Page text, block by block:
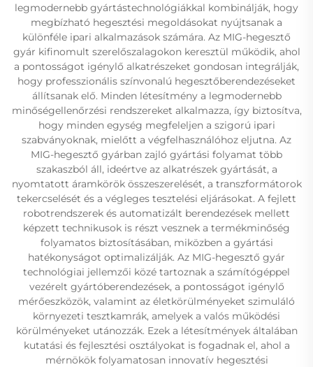
legmodernebb gyártástechnológiákkal kombinálják, hogy
megbízható hegesztési megoldásokat nyújtsanak a
különféle ipari alkalmazások számára. Az MIG-hegesztő
gyár kifinomult szerelőszalagokon keresztül működik, ahol
a pontosságot igénylő alkatrészeket gondosan integrálják,
hogy professzionális színvonalú hegesztőberendezéseket
állítsanak elő. Minden létesítmény a legmodernebb
minőségellenőrzési rendszereket alkalmazza, így biztosítva,
hogy minden egység megfeleljen a szigorú ipari
szabványoknak, mielőtt a végfelhasználóhoz eljutna. Az
MIG-hegesztő gyárban zajló gyártási folyamat több
szakaszból áll, ideértve az alkatrészek gyártását, a
nyomtatott áramkörök összeszerelését, a transzformátorok
tekercselését és a végleges tesztelési eljárásokat. A fejlett
robotrendszerek és automatizált berendezések mellett
képzett technikusok is részt vesznek a termékminőség
folyamatos biztosításában, miközben a gyártási
hatékonyságot optimalizálják. Az MIG-hegesztő gyár
technológiai jellemzői közé tartoznak a számítógéppel
vezérelt gyártóberendezések, a pontosságot igénylő
mérőeszközök, valamint az életkörülményeket szimuláló
környezeti tesztkamrák, amelyek a valós működési
körülményeket utánozzák. Ezek a létesítmények általában
kutatási és fejlesztési osztályokat is fogadnak el, ahol a
mérnökök folyamatosan innovatív hegesztési